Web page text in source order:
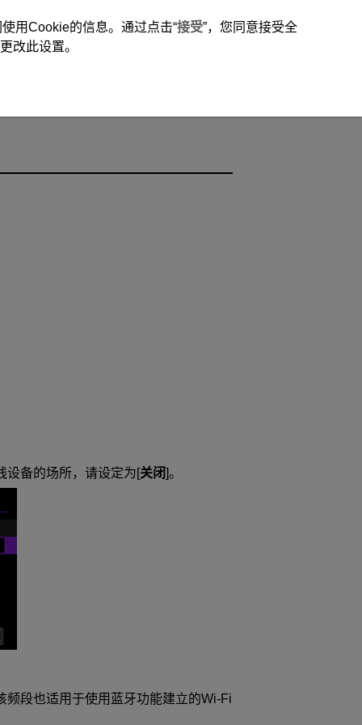
设备的场所，请设定为[关闭]。
段也适用于使用蓝牙功能建立的Wi-Fi
用Cookie的信息。通过点击“接受”，您同意接受全
改此设置。